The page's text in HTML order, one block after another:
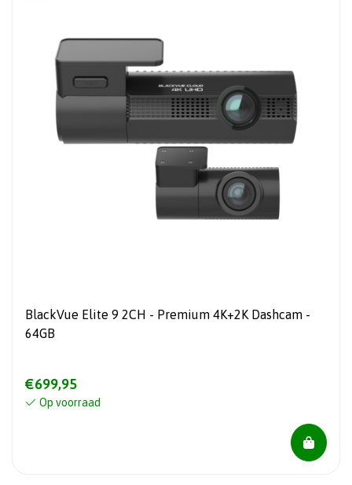
BlackVue Elite 9 2CH - Premium 4K+2K Dashcam -
64GB
€699,95
Op voorraad